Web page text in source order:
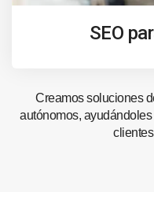
SEO
Creamos soluciones
autónomos,